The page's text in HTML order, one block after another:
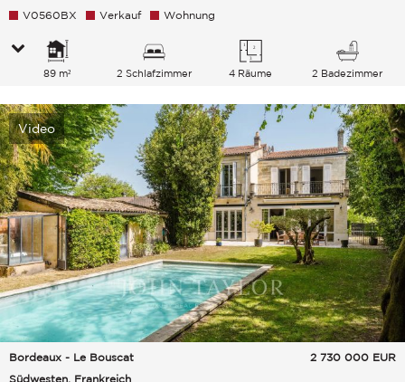
V0560BX Verkauf Wohnung
89 m² 2 Schlafzimmer 4 Räume 2 Badezimmer
Video
Bordeaux - Le Bouscat
Südwesten, Frankreich
2 730 000 EUR